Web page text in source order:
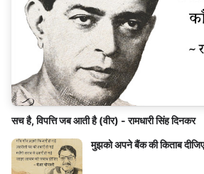
सच है, विपत्ति जब आती है (वीर) - रामधारी सिंह दिनकर
मुझको अपने बैंक की किताब